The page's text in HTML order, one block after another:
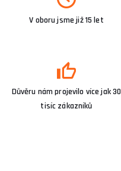
V oboru jsme již 15 let
Důvěru nám projevilo více jak 30
tisíc zákazníků